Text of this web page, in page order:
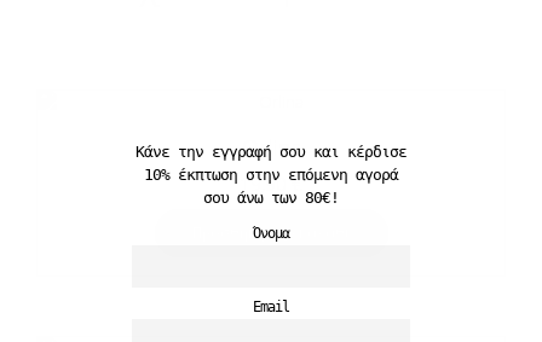
Orlina
19,90€
Προσθήκη στο καλάθι
Κάνε την εγγραφή σου και κέρδισε
10%έκπτωση στην επόμενη αγορά
σου άνω των 80€!
Όνομα
Email